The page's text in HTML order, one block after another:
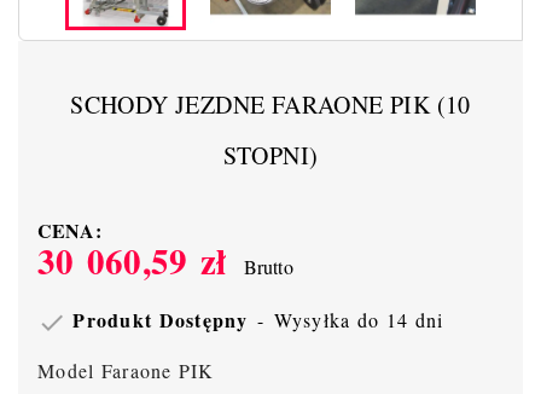
SCHODY JEZDNE FARAONE PIK (10
STOPNI)
CENA:
30 060,59 zł Brutto
 Produkt Dostępny Wysyłka do 14 dni
Model Faraone PIK